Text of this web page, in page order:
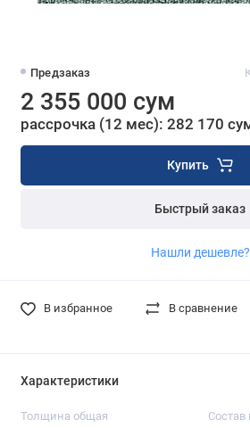
Предзаказ
2 355 000 сум
рассрочка (12 мес): 282 170
Купить
Быстрый заказ
Нашли дешевле?
В избранное В сравнение
Характеристики
Толщина общая Состав